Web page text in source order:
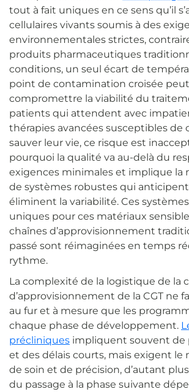
tout à fait uniques en ce sens qu’il
cellulaires vivants soumis à des
environnementales strictes,
produits pharmaceutiques
conditions, un seul écart de
point de contamination croisée peut
compromettre la viabilité du
patients qui attendent avec
thérapies avancées susceptibles de
sauver leur vie, ce risque est
pourquoi la qualité va au-delà du
exigences minimales et implique la
de systèmes robustes qui
éliminent la variabilité. Ces
uniques pour ces matériaux
chaînes d’approvisionnement
passé sont réimaginées en temps
rythme.
La complexité de la logistique de la
d’approvisionnement de la CGT ne
au fur et à mesure que les
chaque phase de développement.
précliniques impliquent souvent de
et des délais courts, mais exigent le
de soin et de précision, d’autant
du passage à la phase suivante